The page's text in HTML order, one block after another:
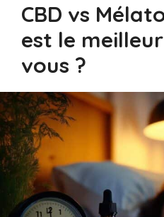
CBD vs
est le
vous ?